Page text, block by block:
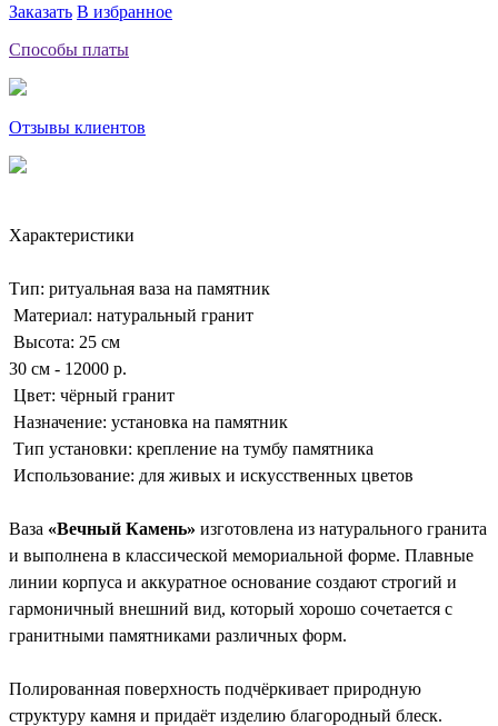
Заказать В избранное
Способы платы
Отзывы клиентов
Характеристики
Тип: ритуальная ваза на памятник
Материал: натуральный гранит
Высота: 25 см
30 см - 12000 р.
Цвет: чёрный гранит
Назначение: установка на памятник
Тип установки: крепление на тумбу памятника
Использование: для живых и искусственных цветов
Ваза «Вечный Камень» изготовлена из натурального гранита
и выполнена в классической мемориальной форме. Плавные
линии корпуса и аккуратное основание создают строгий и
гармоничный внешний вид, который хорошо сочетается с
гранитными памятниками различных форм.
Полированная поверхность подчёркивает природную
структуру камня и придаёт изделию благородный блеск.